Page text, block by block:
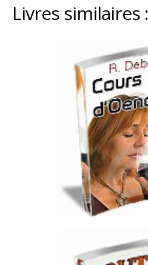
Livres similaires :